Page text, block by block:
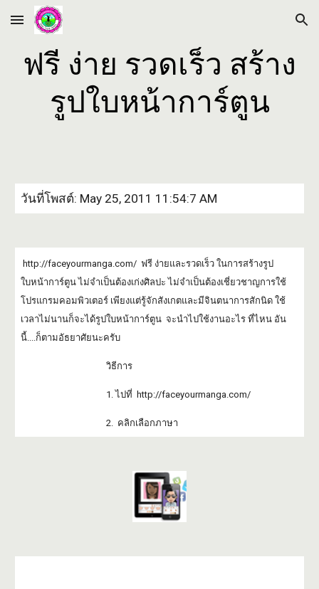
Skip to main content Skip to navigation
ฟรี ง่าย รวดเร็ว สร้าง
รูปใบหน้าการ์ตูน
วันที่โพสต์: May 25, 2011 11:54:7 AM
http://faceyourmanga.com/ ฟรี ง่ายและรวดเร็ว ในการสร้างรูป
ใบหน้าการ์ตูน ไม่จำเป็นต้องเก่งศิลปะ ไม่จำเป็นต้องเชี่ยวชาญการใช้
โปรแกรมคอมพิวเตอร์ เพียงแต่รู้จักสังเกตและมีจินตนาการสักนิด ใช้
เวลาไม่นานก็จะได้รูปใบหน้าการ์ตูน จะนำไปใช้งานอะไร ที่ไหน อัน
นี้....ก็ตามอัธยาศัยนะครับ
วิธีการ
1. ไปที่ http://faceyourmanga.com/
2. คลิกเลือกภาษา